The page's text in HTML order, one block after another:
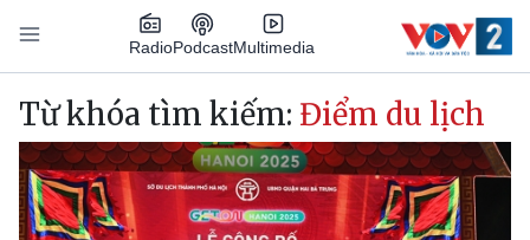
Nhảy đến nội dung
RadioPodcastMultimedia
Main navigation
Từ khóa tìm kiếm: Điểm du lịch